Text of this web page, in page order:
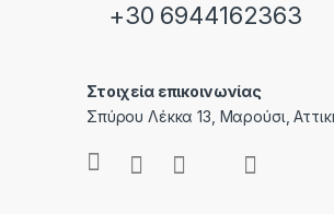
+30 6944162363
Στοιχεία επικοινωνίας
Σπύρου Λέκκα 13, Μαρούσι,